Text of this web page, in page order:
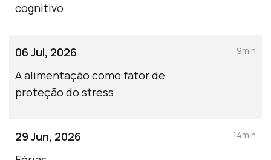
cognitivo
06 Jul, 2026
A alimentação como fator de
proteção do stress
9min
29 Jun, 2026
14min